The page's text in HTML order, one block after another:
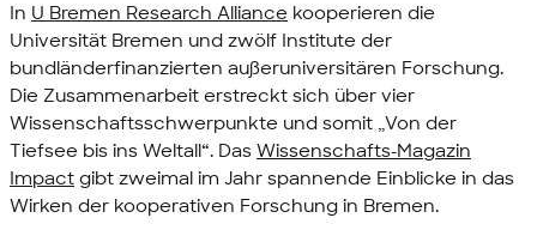
In U Bremen Research Alliance kooperieren die
Universität Bremen und zwölf Institute der
bundländerfinanzierten außeruniversitären Forschung.
Die Zusammenarbeit erstreckt sich über vier
Wissenschaftsschwerpunkte und somit „Von der
Tiefsee bis ins Weltall“. Das Wissenschafts-Magazin
Impact gibt zweimal im Jahr spannende Einblicke in das
Wirken der kooperativen Forschung in Bremen.